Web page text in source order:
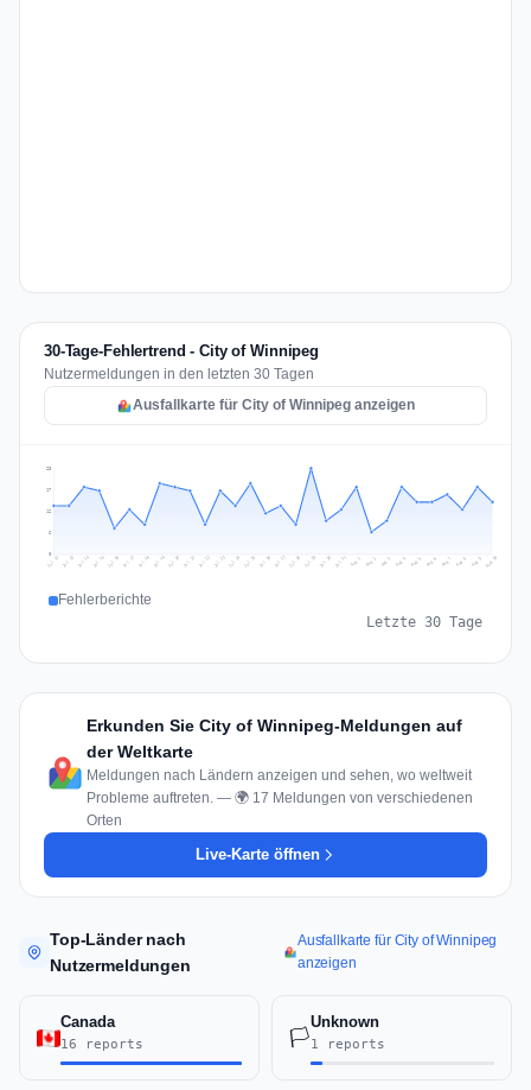
30-Tage-Fehlertrend - City of Winnipeg
Nutzermeldungen in den letzten 30 Tagen
Ausfallkarte für City of Winnipeg anzeigen
6
12
17
23
Jul 12 Jul 13 Jul 14 Jul 15 Jul 16 Jul 17 Jul 18 Jul 19 Jul 20 Jul 21 Jul 22 Jul 23 Jul 24 Jul 25 Jul 26 Jul 27 Jul 28 Jul 29 Jul 30 Jul 31 Aug 1 Aug 2 Aug 3 Aug 4 Aug 5 Aug 6 Aug 7 Aug 8 Aug 9 Aug 10
Fehlerberichte
Letzte 30 Tage
Erkunden Sie City of Winnipeg-Meldungen auf
der Weltkarte
Meldungen nach Ländern anzeigen und sehen, wo weltweit
Probleme auftreten. — 🌍 17 Meldungen von verschiedenen
Orten
Live-Karte öffnen
Top-Länder nach
Nutzermeldungen
Ausfallkarte für City of Winnipeg
anzeigen
Canada
16 reports 🏳️
Unknown
1 reports